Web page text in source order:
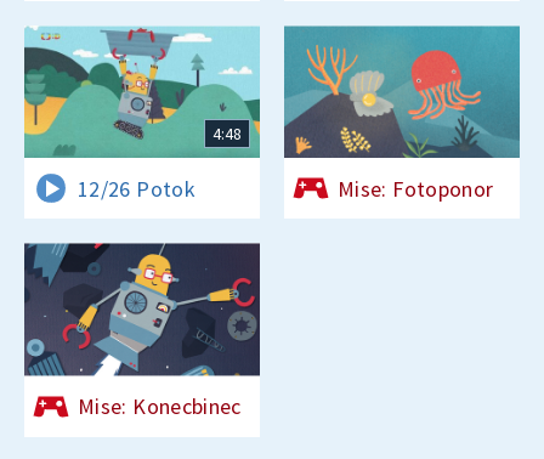
4:48
12/26 Potok Mise: Fotoponor
Mise: Konecbinec